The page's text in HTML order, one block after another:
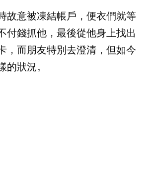
故意被凍結帳戶，便衣們就等
付錢抓他，最後從他身上找出
，而朋友特別去澄清，但如今
的狀況。